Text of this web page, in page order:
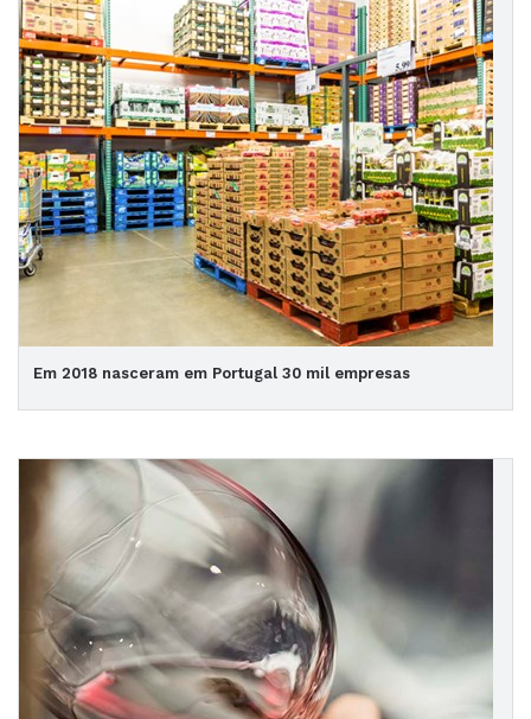
Em 2018 nasceram em Portugal 30 mil empresas